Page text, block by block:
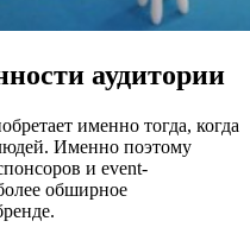
аудитории
именно тогда, когда
Именно поэтому
и event-
обширное